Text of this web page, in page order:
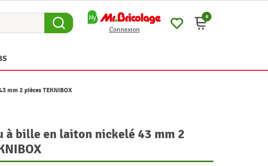
Connexion
0
mm 2 pièces TEKNIBOX
à bille en laiton nickelé 43 mm 2